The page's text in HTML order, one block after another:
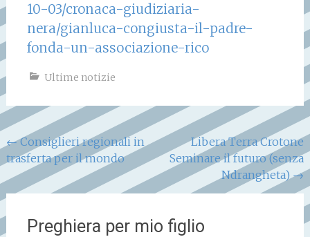
10-03/cronaca-giudiziaria-
nera/gianluca-congiusta-il-padre-
fonda-un-associazione-rico
Ultime notizie
Navigazione
articoli
←Consiglieri regionali in
trasferta per il mondo
Libera Terra Crotone
Seminare il futuro (senza
Ndrangheta)→
Preghiera per mio figlio